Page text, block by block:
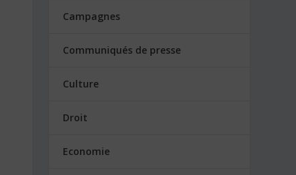
Campagnes
Communiqués de presse
Culture
Droit
Economie